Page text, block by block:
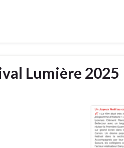
Lumière 2025